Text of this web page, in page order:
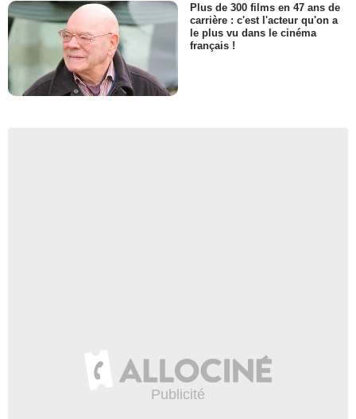
Plus de 300 films en 47 ans de
carrière : c'est l'acteur qu'on a
le plus vu dans le cinéma
français !